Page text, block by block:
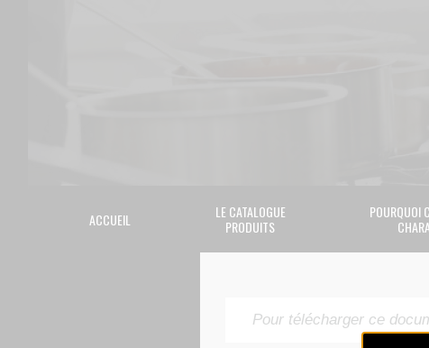
ACCUEIL
LE CATALOGUE
PRODUITS
POURQUOI
Pour télécharger ce